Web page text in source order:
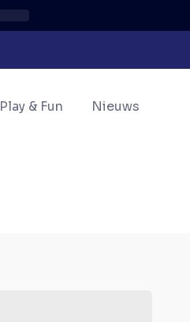
Play & Fun Nieuws